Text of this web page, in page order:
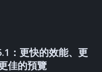
：更快的效能、更
佳的預覽